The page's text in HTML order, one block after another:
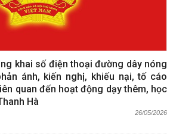
khai số điện thoại đường dây nóng
ánh, kiến nghị, khiếu nại, tố cáo
quan đến hoạt động dạy thêm, học
Hà
26/05/2026